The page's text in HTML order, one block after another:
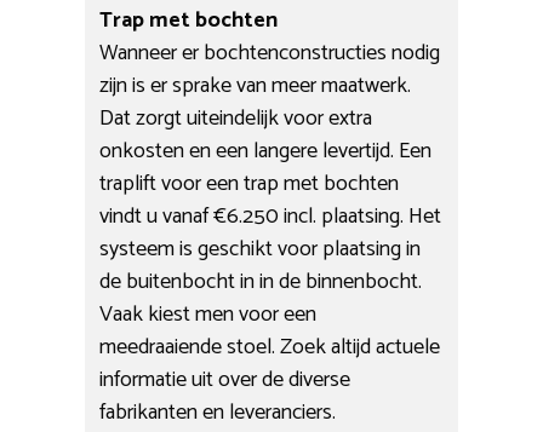
Trap met bochten
Wanneer er bochtenconstructies nodig
zijn is er sprake van meer maatwerk.
Dat zorgt uiteindelijk voor extra
onkosten en een langere levertijd. Een
traplift voor een trap met bochten
vindt u vanaf €6.250 incl. plaatsing. Het
systeem is geschikt voor plaatsing in
de buitenbocht in in de binnenbocht.
Vaak kiest men voor een
meedraaiende stoel. Zoek altijd actuele
informatie uit over de diverse
fabrikanten en leveranciers.